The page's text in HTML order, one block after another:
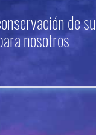
de su
nosotros